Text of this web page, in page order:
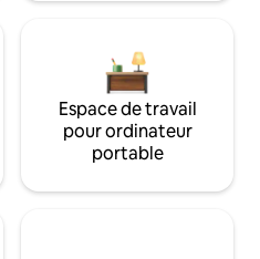
Espace de travail
pour ordinateur
portable